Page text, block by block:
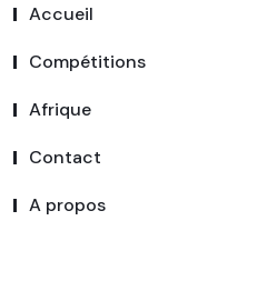
Accueil
Compétitions
Afrique
Contact
A propos